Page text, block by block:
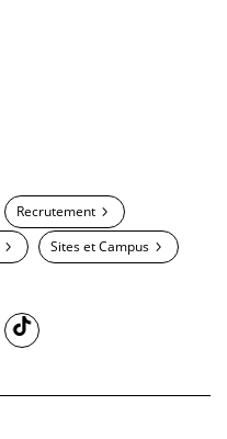
Recrutement
Sites et Campus